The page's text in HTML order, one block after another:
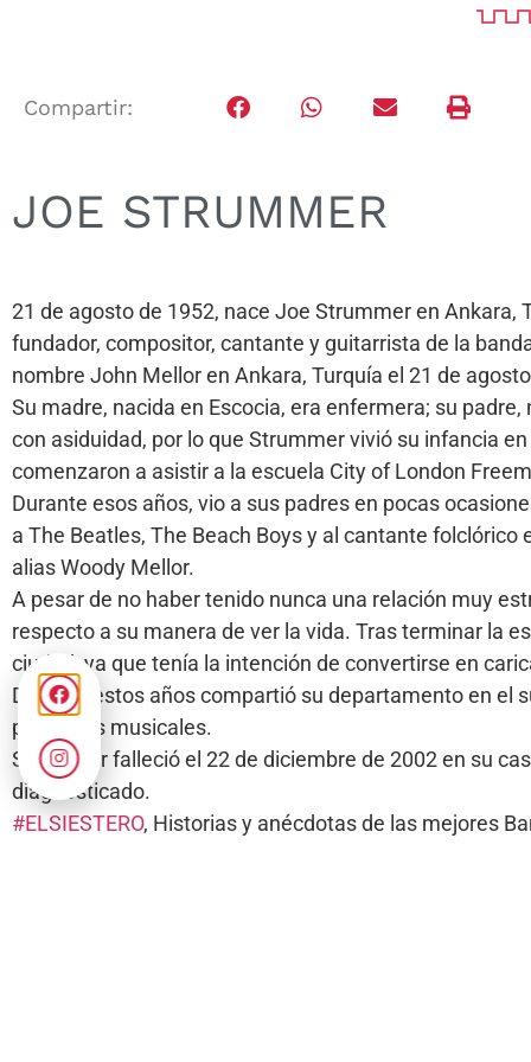
Compartir:
JOE STRUMMER
21 de agosto de 1952, nace Joe Strummer en Ankara,
fundador, compositor, cantante y guitarrista de la
nombre John Mellor en Ankara, Turquía el 21 de
Su madre, nacida en Escocia, era enfermera; su
con asiduidad, por lo que Strummer vivió su infancia
comenzaron a asistir a la escuela City of London
Durante esos años, vio a sus padres en pocas
a The Beatles, The Beach Boys y al cantante
alias Woody Mellor.
A pesar de no haber tenido nunca una relación muy
respecto a su manera de ver la vida. Tras terminar la
ciudad, ya que tenía la intención de convertirse en
Durante estos años compartió su departamento en el
proyectos musicales.
Strummer falleció el 22 de diciembre de 2002 en su
diagnosticado.
#ELSIESTERO, Historias y anécdotas de las mejores